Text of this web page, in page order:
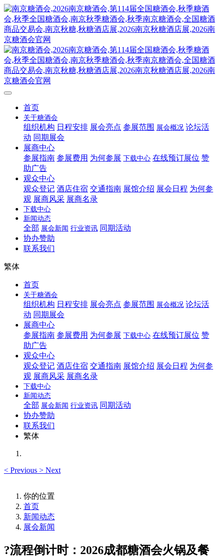
首页
关于糖酒会
组织机构 日程安排 展会亮点 参展范围 展会概况 论坛活
动 同期展会
展商中心
参展指南 参展费用 为何参展 下载中心 在线预订展位 赞
助广告
观众中心
观众登记 酒店住宿 交通指南 展馆介绍 展会日程 为何参
观 展商风采 展商名录
下载中心
新闻动态
全部 展会新闻 行业资讯 同期活动
协办赞助
联系我们
繁体
首页
关于糖酒会
组织机构 日程安排 展会亮点 参展范围 展会概况 论坛活
动 同期展会
展商中心
参展指南 参展费用 为何参展 下载中心 在线预订展位 赞
助广告
观众中心
观众登记 酒店住宿 交通指南 展馆介绍 展会日程 为何参
观 展商风采 展商名录
下载中心
新闻动态
全部 展会新闻 行业资讯 同期活动
协办赞助
联系我们
繁体
< Previous > Next
你的位置
首页
新闻动态
展会新闻
?流程倒计时：2026成都糖酒会火锅及餐